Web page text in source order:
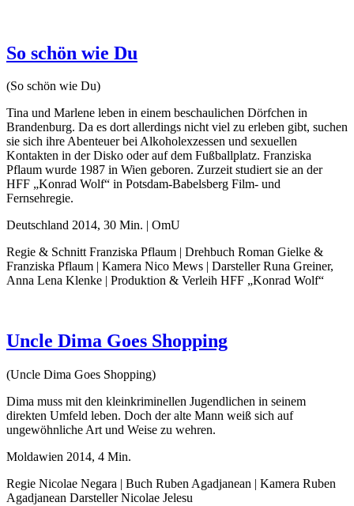
So schön wie Du
(So schön wie Du)
Tina und Marlene leben in einem beschaulichen Dörfchen in
Brandenburg. Da es dort allerdings nicht viel zu erleben gibt, suchen
sie sich ihre Abenteuer bei Alkoholexzessen und sexuellen
Kontakten in der Disko oder auf dem Fußballplatz. Franziska
Pflaum wurde 1987 in Wien geboren. Zurzeit studiert sie an der
HFF „Konrad Wolf“ in Potsdam-Babelsberg Film- und
Fernsehregie.
Deutschland 2014, 30 Min. | OmU
Regie & Schnitt Franziska Pflaum | Drehbuch Roman Gielke &
Franziska Pflaum | Kamera Nico Mews | Darsteller Runa Greiner,
Anna Lena Klenke | Produktion & Verleih HFF „Konrad Wolf“
Uncle Dima Goes Shopping
(Uncle Dima Goes Shopping)
Dima muss mit den kleinkriminellen Jugendlichen in seinem
direkten Umfeld leben. Doch der alte Mann weiß sich auf
ungewöhnliche Art und Weise zu wehren.
Moldawien 2014, 4 Min.
Regie Nicolae Negara | Buch Ruben Agadjanean | Kamera Ruben
Agadjanean Darsteller Nicolae Jelesu